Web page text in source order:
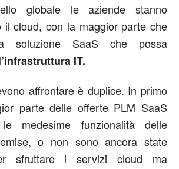
globale le aziende stanno
il cloud, con la maggior parte che
soluzione SaaS che possa
IT.
affrontare è duplice. In primo
parte delle offerte PLM SaaS
medesime funzionalità delle
o non sono ancora state
sfruttare i servizi cloud ma